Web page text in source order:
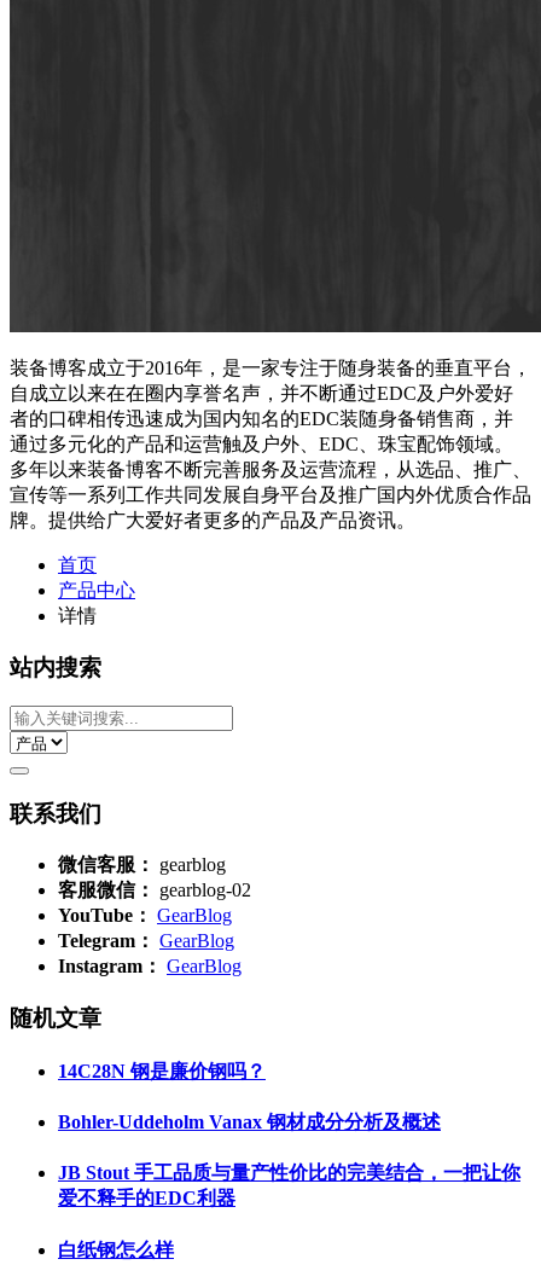
装备博客成立于2016年，是一家专注于随身装备的垂直平台，
自成立以来在在圈内享誉名声，并不断通过EDC及户外爱好
者的口碑相传迅速成为国内知名的EDC装随身备销售商，并
通过多元化的产品和运营触及户外、EDC、珠宝配饰领域。
多年以来装备博客不断完善服务及运营流程，从选品、推广、
宣传等一系列工作共同发展自身平台及推广国内外优质合作品
牌。提供给广大爱好者更多的产品及产品资讯。
首页
产品中心
详情
站内搜索
联系我们
微信客服：
gearblog
客服微信：
gearblog-02
YouTube： GearBlog
Telegram： GearBlog
Instagram： GearBlog
随机文章
14C28N 钢是廉价钢吗？
Bohler-Uddeholm Vanax 钢材成分分析及概述
JB Stout 手工品质与量产性价比的完美结合，一把让你
爱不释手的EDC利器
白纸钢怎么样